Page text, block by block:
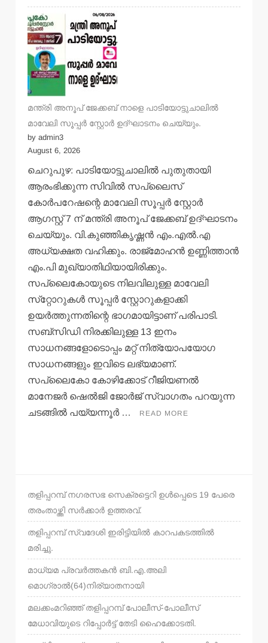
മന്ത്രി അനൂപ് ജേക്കബ് നാളെ പാടിയോട്ടുചാലില്‍
മാവേലി സൂപ്പര്‍ സ്റ്റോര്‍ ഉദ്ഘാടനം ചെയ്യും.
by admin3
August 6, 2026
ചെറുപുഴ: പാടിയോട്ടുചാലില്‍ പുതുതായി
ആരംഭിക്കുന്ന സിവില്‍ സപ്ലൈസ്
കോര്‍പറേഷന്റെ മാവേലി സൂപ്പര്‍ സ്റ്റോര്‍
ആഗസ്റ്റ് 7 ന് മന്ത്രി അനൂപ് ജേക്കബ് ഉദ്ഘാടനം
ചെയ്യും. വി.കുഞ്ഞികൃഷ്ണന്‍ എം.എല്‍.എ
അധ്യക്ഷത വഹിക്കും. രാജ്‌മോഹന്‍ ഉണ്ണിത്താന്‍
എം.പി മുഖ്യാതിഥിയായിരിക്കും.
സപ്ലൈകോയുടെ നിലവിലുള്ള മാവേലി
സ്‌റ്റോറുകള്‍ സൂപ്പര്‍ സ്റ്റോറുകളാക്കി
ഉയര്‍ത്തുന്നതിന്റെ ഭാഗമായിട്ടാണ് പരിപാടി.
സബ്‌സിഡി നിരക്കിലുള്ള 13 ഇനം
സാധനങ്ങളോടൊപ്പം മറ്റ് നിത്യോപയോഗ
സാധനങ്ങളും ഇവിടെ ലഭ്യമാണ്.
സപ്ലൈകോ കോഴിക്കോട് റീജിയണല്‍
മാനേജര്‍ ഷെല്‍ജി ജോര്‍ജ് സ്വാഗതം പറയുന്ന
ചടങ്ങില്‍ പയ്യന്നൂര്‍ …
READ MORE
തളിപ്പറമ്പ് നഗരസഭ സെക്രട്ടെറി ഉള്‍പ്പെടെ 19 പേരെ
തരംതാഴ്ത്തി സര്‍ക്കാര്‍ ഉത്തരവ്.
തളിപ്പറമ്പ് സ്വദേശി ഇരിട്ടിയില്‍ കാറപകടത്തില്‍
മരിച്ചു.
മാധ്യമ പ്രവര്‍ത്തകന്‍ ബി.എ.അലി
മൊഗ്രാല്‍(64)നിര്യാതനായി
മലക്കംമറിഞ്ഞ് തളിപ്പറമ്പ് പോലീസ്-പോലീസ്
മേധാവിയുടെ റിപ്പോര്‍ട്ട് തേടി ഹൈക്കോടതി.